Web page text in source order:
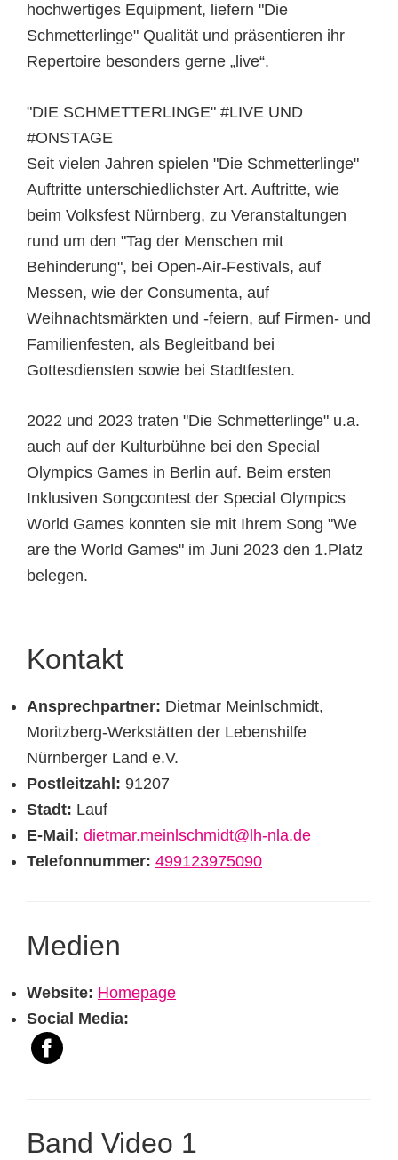
hochwertiges Equipment, liefern "Die
Schmetterlinge" Qualität und präsentieren ihr
Repertoire besonders gerne „live“.
"DIE SCHMETTERLINGE" #LIVE UND
#ONSTAGE
Seit vielen Jahren spielen "Die Schmetterlinge"
Auftritte unterschiedlichster Art. Auftritte, wie
beim Volksfest Nürnberg, zu Veranstaltungen
rund um den "Tag der Menschen mit
Behinderung", bei Open-Air-Festivals, auf
Messen, wie der Consumenta, auf
Weihnachtsmärkten und -feiern, auf Firmen- und
Familienfesten, als Begleitband bei
Gottesdiensten sowie bei Stadtfesten.
2022 und 2023 traten "Die Schmetterlinge" u.a.
auch auf der Kulturbühne bei den Special
Olympics Games in Berlin auf. Beim ersten
Inklusiven Songcontest der Special Olympics
World Games konnten sie mit Ihrem Song "We
are the World Games" im Juni 2023 den 1.Platz
belegen.
Kontakt
Ansprechpartner: Dietmar Meinlschmidt,
Moritzberg-Werkstätten der Lebenshilfe
Nürnberger Land e.V.
Postleitzahl: 91207
Stadt: Lauf
E-Mail: dietmar.meinlschmidt@lh-nla.de
Telefonnummer: 499123975090
Medien
Website: Homepage
Social Media:
Band Video 1